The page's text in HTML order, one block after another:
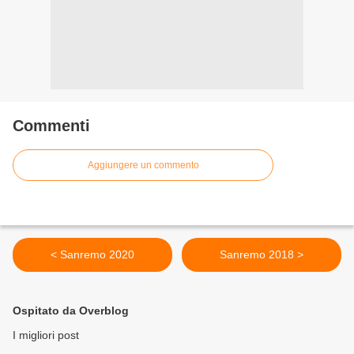
Commenti
Aggiungere un commento
< Sanremo 2020 Sanremo 2018 >
Ospitato da Overblog
I migliori post